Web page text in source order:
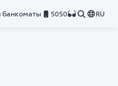
банкоматы 5050 RU